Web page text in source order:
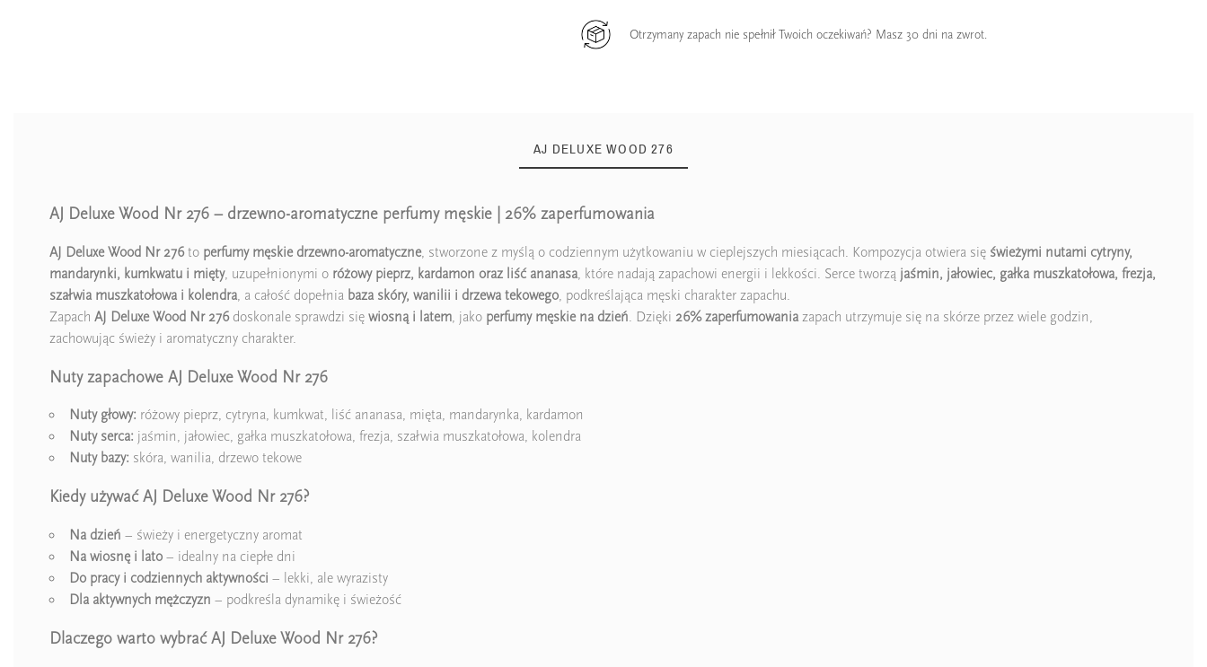
Otrzymany zapach nie spełnił Twoich oczekiwań? Masz 30 dni na zwrot.
AJ DELUXE WOOD 276
AJ Deluxe Wood Nr 276 – drzewno-aromatyczne perfumy męskie | 26% zaperfumowania
AJ Deluxe Wood Nr 276to perfumy męskie drzewno-aromatyczne, stworzone z myślą o codziennym użytkowaniu w cieplejszych miesiącach. Kompozycja otwiera się świeżymi nutami cytryny,
mandarynki, kumkwatu i mięty, uzupełnionymi o różowy pieprz, kardamon oraz liść ananasa, które nadają zapachowi energii i lekkości. Serce tworzą jaśmin, jałowiec, gałka muszkatołowa, frezja,
szałwia muszkatołowa i kolendra, a całość dopełnia baza skóry, wanilii i drzewa tekowego, podkreślająca męski charakter zapachu.
Zapach AJ Deluxe Wood Nr 276doskonale sprawdzi się wiosną i latem, jako perfumy męskie na dzień. Dzięki 26% zaperfumowania zapach utrzymuje się na skórze przez wiele godzin,
zachowując świeży i aromatyczny charakter.
Nuty zapachowe AJ Deluxe Wood Nr 276
Nuty głowy: różowy pieprz, cytryna, kumkwat, liść ananasa, mięta, mandarynka, kardamon
Nuty serca: jaśmin, jałowiec, gałka muszkatołowa, frezja, szałwia muszkatołowa, kolendra
Nuty bazy: skóra, wanilia, drzewo tekowe
Kiedy używać AJ Deluxe Wood Nr 276?
Na dzień – świeży i energetyczny aromat
Na wiosnę i lato – idealny na ciepłe dni
Do pracy i codziennych aktywności – lekki, ale wyrazisty
Dla aktywnych mężczyzn – podkreśla dynamikę i świeżość
Dlaczego warto wybrać AJ Deluxe Wood Nr 276?